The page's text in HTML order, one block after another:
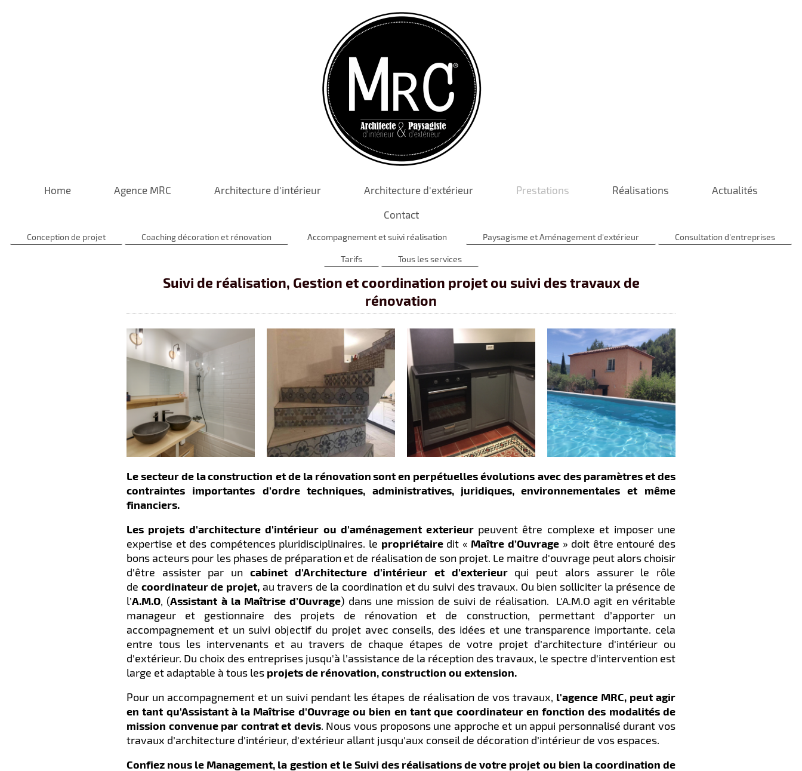
Home Agence MRC Architecture d'intérieur Architecture d'extérieur Prestations Réalisations Actualités
Contact
Conception de projet Coaching décoration et rénovation Accompagnement et suivi réalisation Paysagisme et Aménagement d'extérieur Consultation d'entreprises
Tarifs Tous les services
Suivi de réalisation, Gestion et coordination projet ou suivi des travaux de
rénovation
Le secteur de laconstruction et de la rénovationsont en perpétuelles évolutions avec des paramètres et des
contraintes importantes d’ordre techniques, administratives, juridiques, environnementales et même
financiers.
Les projets d'architecture d'intérieur ou d'aménagement exterieur peuvent être complexe et imposer une
expertise et des compétences pluridisciplinaires. le propriétairedit « Maître d’Ouvrage » doit être entouré des
bons acteurs pour les phases de préparation et de réalisation de son projet. Le maitre d'ouvrage peut alors choisir
d'être assister par un cabinet d'Architecture d'intérieur et d'exterieurqui peut alors assurer le rôle
de coordinateur de projet,au travers de la coordination et du suivi des travaux. Ou bien solliciter la présence de
l’A.M.O, (Assistant à la Maîtrise d’Ouvrage) dans une mission de suivi de réalisation. L'A.M.O agit en véritable
manageur et gestionnaire des projets de rénovation et de construction, permettant d’apporter un
accompagnement et un suivi objectif du projet avec conseils, des idées et une transparence importante. cela
entre tous les intervenants et au travers de chaque étapes de votre projet d’architecture d'intérieur ou
d'extérieur. Du choix des entreprises jusqu'à l’assistance de la réception des travaux, le spectre d'intervention est
large et adaptable à tous les projets de rénovation, construction ou extension.
Pour un accompagnement et un suivi pendant les étapes de réalisation de vos travaux, l'agence MRC, peut agir
en tant qu'Assistant à la Maîtrise d'Ouvrage ou bien en tant que coordinateur en fonction des modalités de
mission convenue par contrat et devis. Nous vous proposons une approche et un appui personnalisé durant vos
travaux d’architecture d'intérieur, d'extérieur allant jusqu'aux conseil de décoration d’intérieur de vos espaces.
Confiez nous le Management, la gestion et le Suivi des réalisations de votre projet ou bien la coordination de